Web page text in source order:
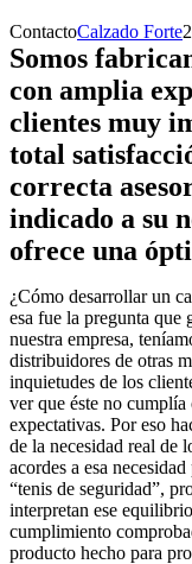
ContactoCalzado Forte
Somos
con amplia
clientes muy
total
correcta
indicado a su
ofrece una
¿Cómo desarrollar un
esa fue la pregunta que
nuestra empresa,
distribuidores de otras
inquietudes de los
ver que éste no cumplía
expectativas. Por eso
de la necesidad real de
acordes a esa
“tenis de seguridad”,
interpretan ese
cumplimiento
producto hecho para